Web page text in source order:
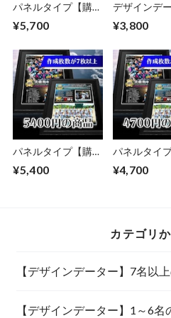
パネルタイプ【購入
¥5,700
デザインデ
ウト】
¥3,800
パネルタイプ【購入
¥5,400
パネルタイ
¥4,700
カテゴリ
【デザインデーター】7名以
【デザインデーター】1～6名